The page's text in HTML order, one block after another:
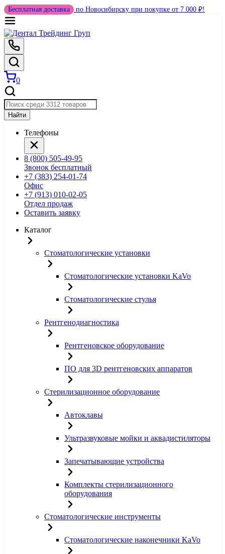
Бесплатная доставка по Новосибирску при покупке от 7 000 ₽!
0
Найти
Телефоны
8 (800) 505-49-95
Звонок бесплатный
+7 (383) 254-01-74
Офис
+7 (913) 010-02-05
Отдел продаж
Оставить заявку
Каталог
Стоматологические установки
Стоматологические установки KaVo
Стоматологические стулья
Рентгенодиагностика
Рентгеновское оборудование
ПО для 3D рентгеновских аппаратов
Стерилизационное оборудование
Автоклавы
Ультразвуковые мойки и аквадистиляторы
Запечатывающие устройства
Комплекты стерилизационного
оборудования
Стоматологические инструменты
Стоматологические наконечники KaVo